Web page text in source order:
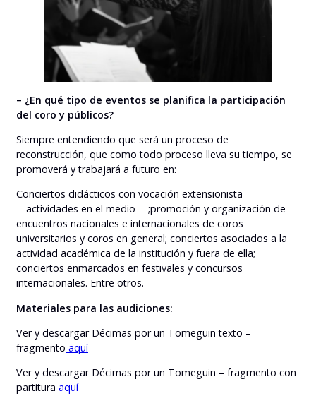
– ¿En qué tipo de eventos se planifica la participación
del coro y públicos?
Siempre entendiendo que será un proceso de
reconstrucción, que como todo proceso lleva su tiempo, se
promoverá y trabajará a futuro en:
Conciertos didácticos con vocación extensionista
―actividades en el medio― ;promoción y organización de
encuentros nacionales e internacionales de coros
universitarios y coros en general; conciertos asociados a la
actividad académica de la institución y fuera de ella;
conciertos enmarcados en festivales y concursos
internacionales. Entre otros.
Materiales para las audiciones:
Ver y descargar Décimas por un Tomeguin texto –
fragmento aquí
Ver y descargar Décimas por un Tomeguin – fragmento con
partitura aquí